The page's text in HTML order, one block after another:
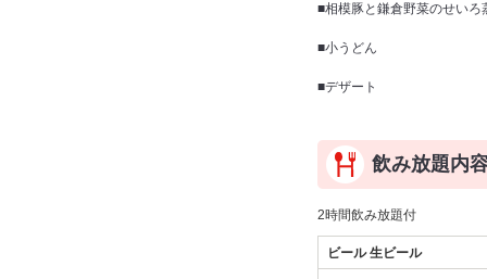
■相模豚と鎌倉野菜のせいろ
■小うどん
■デザート
飲み放題内
2時間飲み放題付
ビール 生ビール